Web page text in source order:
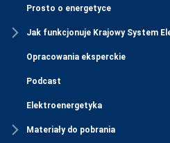
Prosto o energetyce
Jak funkcjonuje Krajowy System
Opracowania eksperckie
Podcast
Elektroenergetyka
Materiały do pobrania